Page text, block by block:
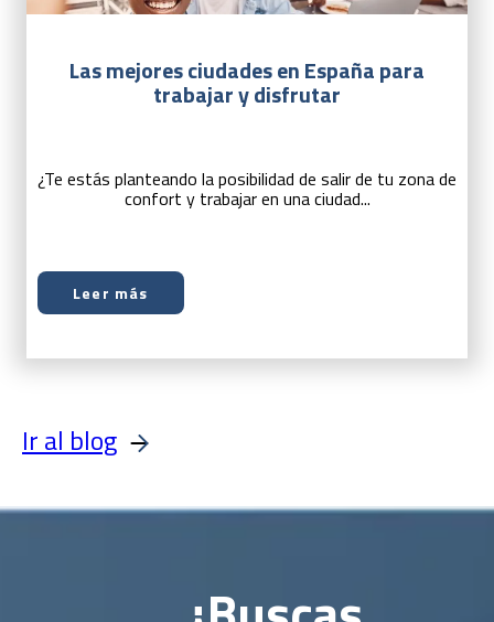
Las mejores ciudades en España para
trabajar y disfrutar
¿Te estás planteando la posibilidad de salir de tu zona de
confort y trabajar en una ciudad...
Leer más
Ir al blog